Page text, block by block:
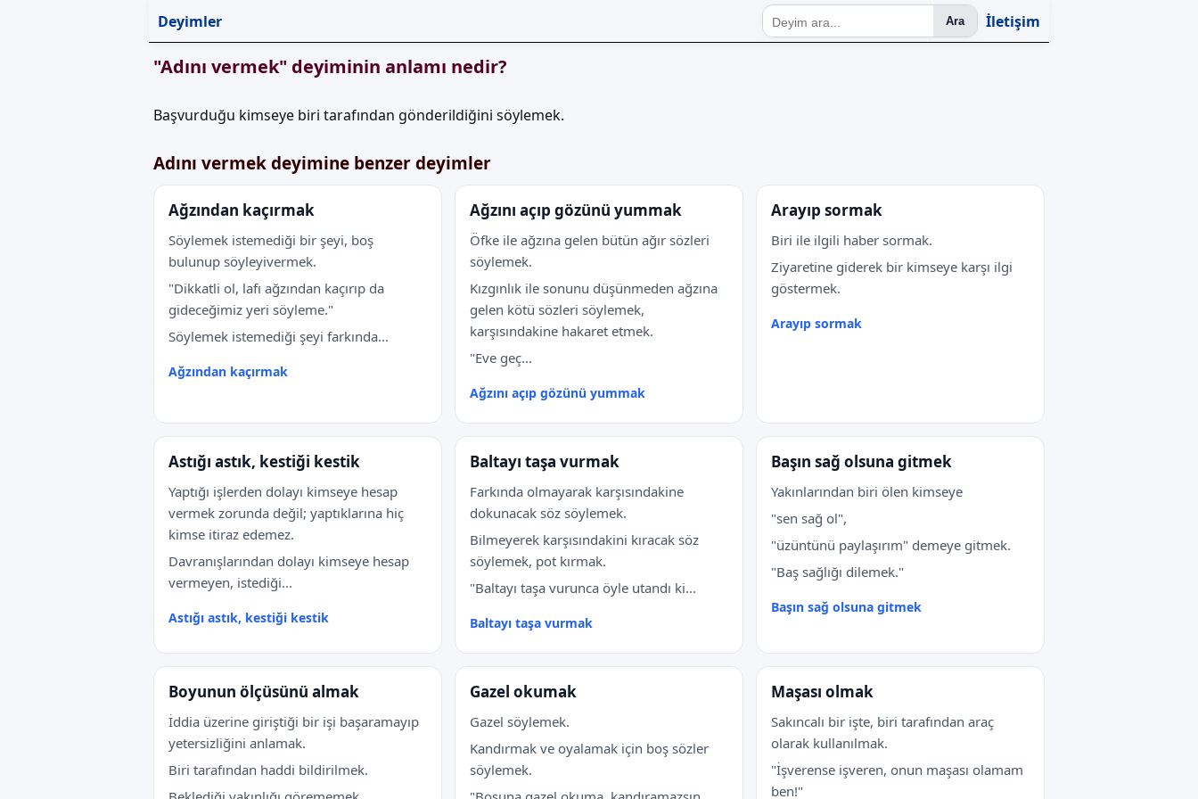
Deyimler Ara İletişim
"Adını vermek" deyiminin anlamı nedir?
Başvurduğu kimseye biri tarafından gönderildiğini söylemek.
Adını vermek deyimine benzer deyimler
Ağzından kaçırmak
Söylemek istemediği bir şeyi, boş
bulunup söyleyivermek.
"Dikkatli ol, lafı ağzından kaçırıp da
gideceğimiz yeri söyleme."
Söylemek istemediği şeyi farkında...
Ağzından kaçırmak
Ağzını açıp gözünü yummak
Öfke ile ağzına gelen bütün ağır sözleri
söylemek.
Kızgınlık ile sonunu düşünmeden ağzına
gelen kötü sözleri söylemek,
karşısındakine hakaret etmek.
"Eve geç...
Ağzını açıp gözünü yummak
Arayıp sormak
Biri ile ilgili haber sormak.
Ziyaretine giderek bir kimseye karşı ilgi
göstermek.
Arayıp sormak
Astığı astık, kestiği kestik
Yaptığı işlerden dolayı kimseye hesap
vermek zorunda değil; yaptıklarına hiç
kimse itiraz edemez.
Davranışlarından dolayı kimseye hesap
vermeyen, istediği...
Astığı astık, kestiği kestik
Baltayı taşa vurmak
Farkında olmayarak karşısındakine
dokunacak söz söylemek.
Bilmeyerek karşısındakini kıracak söz
söylemek, pot kırmak.
"Baltayı taşa vurunca öyle utandı ki...
Baltayı taşa vurmak
Başın sağ olsuna gitmek
Yakınlarından biri ölen kimseye
"sen sağ ol",
"üzüntünü paylaşırım" demeye gitmek.
"Baş sağlığı dilemek."
Başın sağ olsuna gitmek
Boyunun ölçüsünü almak
İddia üzerine giriştiği bir işi başaramayıp
yetersizliğini anlamak.
Biri tarafından haddi bildirilmek.
Gazel okumak
Gazel söylemek.
Kandırmak ve oyalamak için boş sözler
söylemek.
Maşası olmak
Sakıncalı bir işte, biri tarafından araç
olarak kullanılmak.
"İşverense işveren, onun maşası olamam
ben!"